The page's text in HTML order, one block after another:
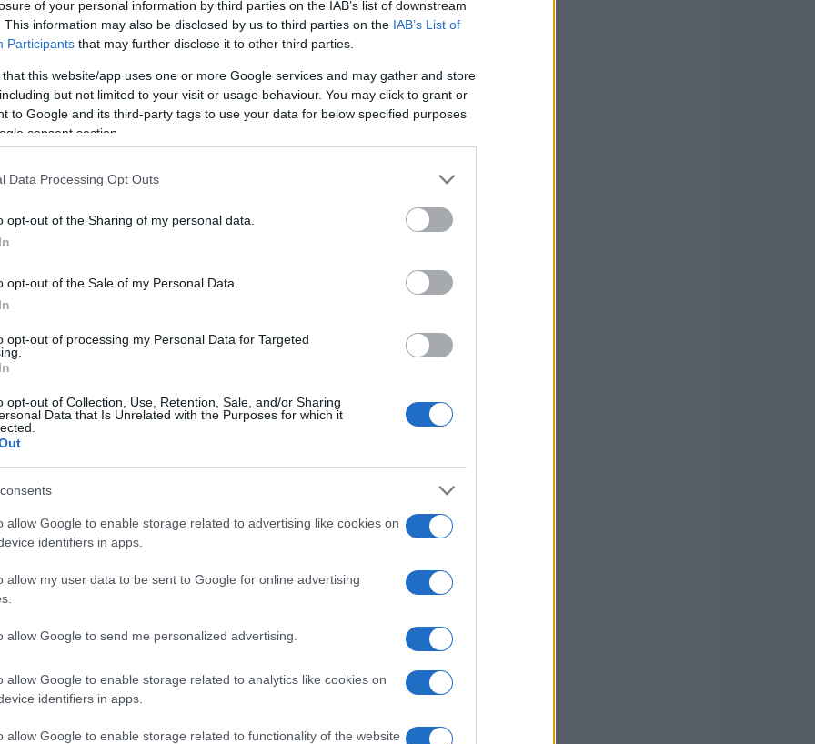
of your personal information by third parties on the IAB’s list of downstream
This information may also be disclosed by us to third parties on the IAB’s List of
Participants that may further disclose it to other third parties.
that this website/app uses one or more Google services and may gather and store
but not limited to your visit or usage behaviour. You may click to grant or
to Google and its third-party tags to use your data for below specified purposes
consent section.
Data Processing Opt Outs
opt-out of the Sharing of my personal data.
opt-out of the Sale of my Personal Data.
opt-out of processing my Personal Data for Targeted
opt-out of Collection, Use, Retention, Sale, and/or Sharing
Data that Is Unrelated with the Purposes for which it
allow Google to enable storage related to advertising like cookies on
identifiers in apps.
allow my user data to be sent to Google for online advertising
allow Google to send me personalized advertising.
allow Google to enable storage related to analytics like cookies on
identifiers in apps.
allow Google to enable storage related to functionality of the website
obstacles et des difficultés, donc elle n’a même pas
s’oppose à la dénonciation du ministre à son
de la police. Darmanin aurait participé à une
pression sur les députés qui examinent une loi
police, mais au contraire la respecte pour son
depuis quelques années.
En revanche, cela m’inquiète pour l’état de notre